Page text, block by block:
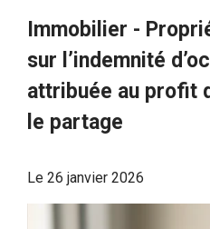
Immobilier -
sur l’indemnité
attribuée au profit
le partage
Le 26 janvier 2026